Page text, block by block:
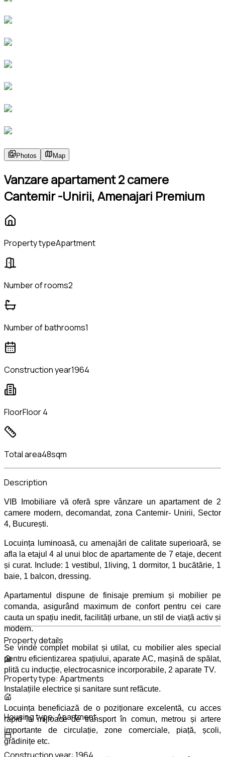
Photos Map
Vanzare apartament 2 camere
Cantemir -Unirii, Amenajari Premium
Property typeApartment
Number of rooms2
Number of bathrooms1
Construction year1964
FloorFloor 4
Total area48sqm
Description
VIB Imobiliare vă oferă spre vânzare un apartament de 2
camere modern, decomandat, zona Cantemir- Unirii, Sector
4, București.
Locuința luminoasă, cu amenajări de calitate superioară, se
afla la etajul 4 al unui bloc de apartamente de 7 etaje, decent
și curat. Include: 1 vestibul, 1living, 1 dormitor, 1 bucătărie, 1
baie, 1 balcon, dressing.
Apartamentul dispune de finisaje premium și mobilier pe
comanda, asigurând maximum de confort pentru cei care
cauta un spațiu inedit, facilități urbane, un stil de viață activ și
modern.
Se vinde complet mobilat și utilat, cu mobilier ales special
pentru eficientizarea spațiului, aparate AC, mașină de spălat,
plită cu inducție, electrocasnice incorporabile, 2 aparate TV.
Instalațiile electrice și sanitare sunt refăcute.
Locuința beneficiază de o poziționare excelentă, cu acces
rapid la mijloace de transport în comun, metrou și artere
importante de circulație, zone comerciale, piață, școli,
grădinițe etc.
Property details
Property type: Apartments
Housing type:Apartment
Construction year:1964